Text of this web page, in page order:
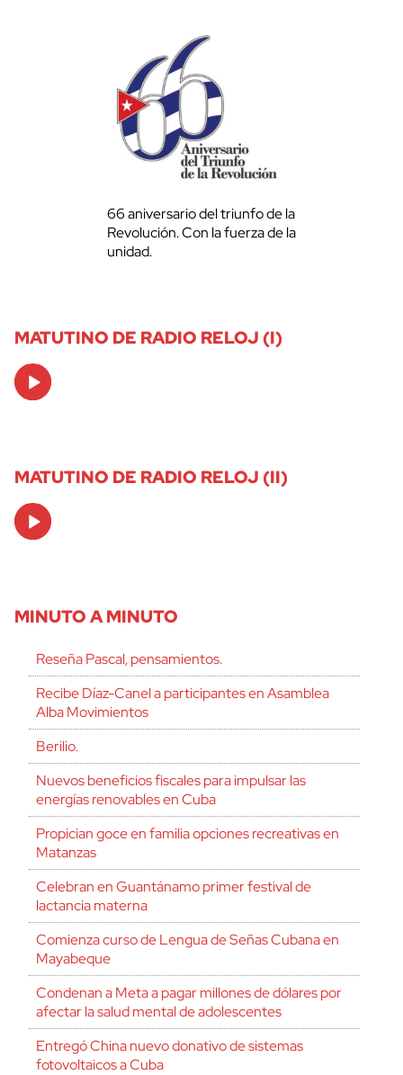
66 aniversario del triunfo de la
Revolución. Con la fuerza de la
unidad.
MATUTINO DE RADIO RELOJ (I)
Audio
Player
MATUTINO DE RADIO RELOJ (II)
Audio
Player
MINUTO A MINUTO
Reseña Pascal, pensamientos.
Recibe Díaz-Canel a participantes en Asamblea
Alba Movimientos
Berilio.
Nuevos beneficios fiscales para impulsar las
energías renovables en Cuba
Propician goce en familia opciones recreativas en
Matanzas
Celebran en Guantánamo primer festival de
lactancia materna
Comienza curso de Lengua de Señas Cubana en
Mayabeque
Condenan a Meta a pagar millones de dólares por
afectar la salud mental de adolescentes
Entregó China nuevo donativo de sistemas
fotovoltaicos a Cuba